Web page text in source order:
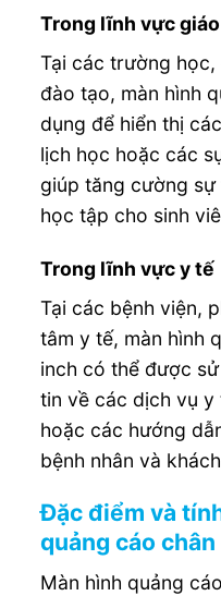
Trong lĩnh vực
Tại các trường
đào tạo, màn hình
dụng để hiển thị
lịch học hoặc các
giúp tăng cường
học tập cho sinh
Trong lĩnh vực y tế
Tại các bệnh viện,
tâm y tế, màn hình
inch có thể được
tin về các dịch vụ y
hoặc các hướng
bệnh nhân và
Đặc điểm và
quảng cáo
Màn hình quảng